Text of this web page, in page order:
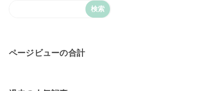
ページビューの合計